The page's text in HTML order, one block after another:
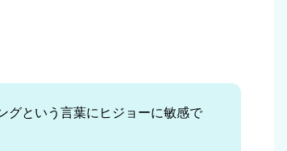
グという言葉にヒジョーに敏感で